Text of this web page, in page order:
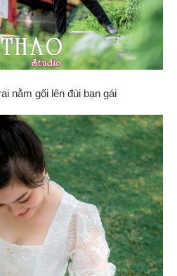
nằm gối lên đùi bạn gái